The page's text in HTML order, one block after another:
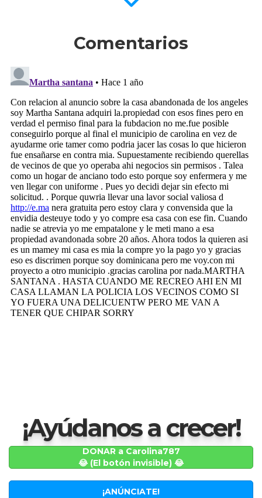
Comentarios
¡Ayúdanos a crecer!
DONAR a Carolina787
😂 (El botón invisible) 😂
¡ANÚNCIATE!